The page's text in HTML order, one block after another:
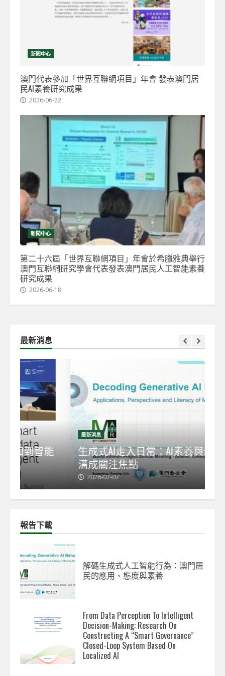
新聞中心
澳門代表參加「世界互聯網項目」年會 發表澳門居
民AI素養研究成果
2026-06-22
新聞中心
第二十六屆「世界互聯網項目」年會於希臘雅典舉行
澳門互聯網研究學會代表發表澳門居民人工智能素養
研究成果
2026-06-18
最新消息
最新消息
生成式AI走入日常：AI素養與新數碼鴻
溝成關注焦點
報告下載
解碼生成式人工智能行為：澳門居
民的應用、態度與素養
From Data Perception To Intelligent
Decision-Making: Research On
Constructing A “Smart Governance”
Closed-Loop System Based On
Localized AI